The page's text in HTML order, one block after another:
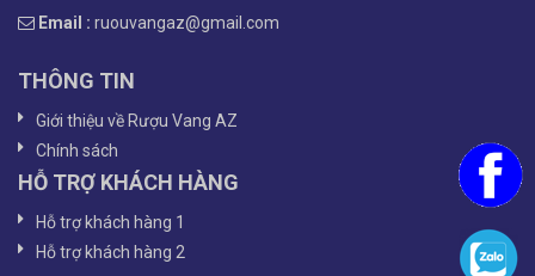
Email : ruouvangaz@gmail.com
THÔNG TIN
Giới thiệu về Rượu Vang AZ
Chính sách
HỖ TRỢ KHÁCH HÀNG
Hỗ trợ khách hàng 1
Hỗ trợ khách hàng 2